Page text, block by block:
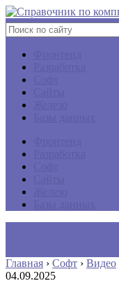
Главная › Софт › Видео
04.09.2025